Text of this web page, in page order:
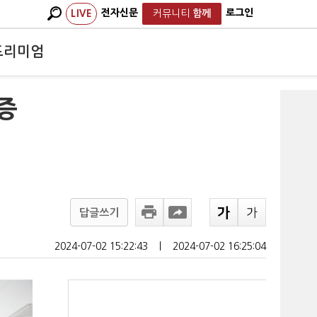
LIVE 전자신문 커뮤니티 함께 로그인
리미엄
답글쓰기
2024-07-02 15:22:43 2024-07-02 16:25:04